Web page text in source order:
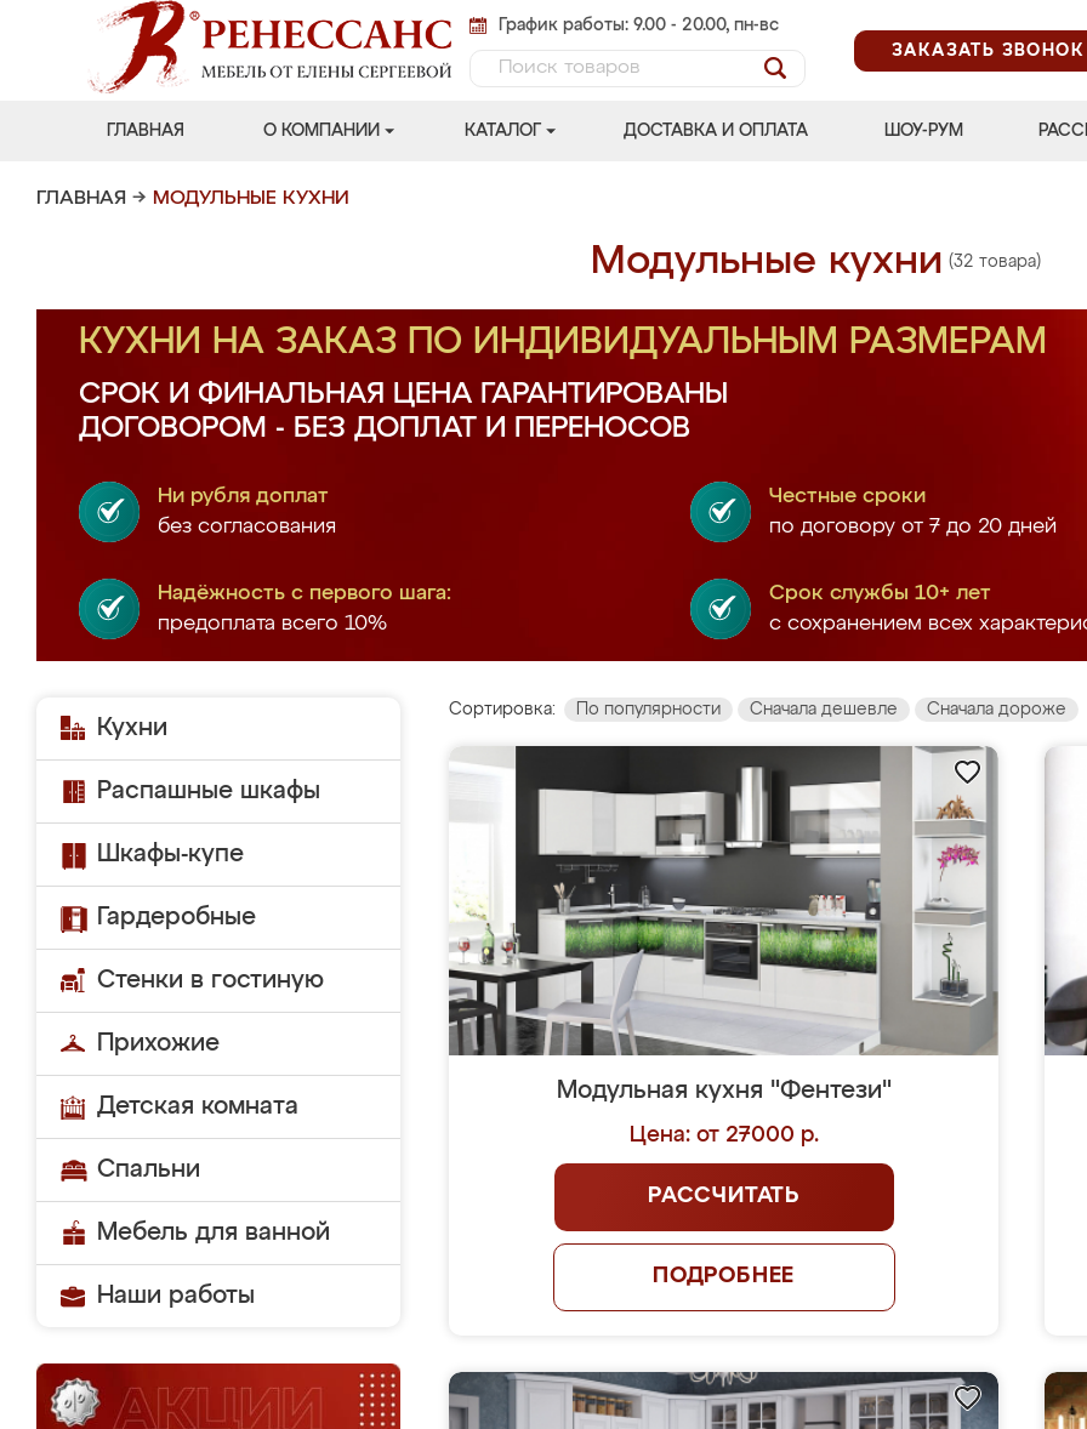
График работы: 9.00 - 20.00, пн-вс
ЗАКАЗАТЬ ЗВОНОК
ГЛАВНАЯ О КОМПАНИИ КАТАЛОГ ДОСТАВКА И ОПЛАТА ШОУ-РУМ
ГЛАВНАЯ → МОДУЛЬНЫЕ КУХНИ
Модульные кухни (32 товара)
КУХНИ НА ЗАКАЗ ПО ИНДИВИДУАЛЬНЫМ РАЗМЕРАМ
СРОК И ФИНАЛЬНАЯ ЦЕНА ГАРАНТИРОВАНЫ
ДОГОВОРОМ - БЕЗ ДОПЛАТ И ПЕРЕНОСОВ
Ни рубля доплат
без согласования
Честные сроки
по договору от 7 до 20 дней
Надёжность с первого шага:
предоплата всего 10%
Срок службы 10+ лет
с сохранением всех
Кухни
Распашные шкафы
Шкафы-купе
Гардеробные
Стенки в гостиную
Прихожие
Детская комната
Спальни
Мебель для ванной
Наши работы
Сортировка: По популярности Сначала дешевле Сначала дороже
Модульная кухня "Фентези"
Цена: от 27000 р.
РАССЧИТАТЬ
ПОДРОБНЕЕ